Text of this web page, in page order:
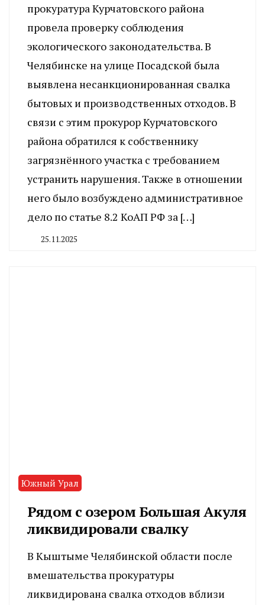
прокуратура Курчатовского района
провела проверку соблюдения
экологического законодательства. В
Челябинске на улице Посадской была
выявлена несанкционированная свалка
бытовых и производственных отходов. В
связи с этим прокурор Курчатовского
района обратился к собственнику
загрязнённого участка с требованием
устранить нарушения. Также в отношении
него было возбуждено административное
дело по статье 8.2 КоАП РФ за […]
25.11.2025
Южный Урал
Рядом с озером Большая Акуля
ликвидировали свалку
В Кыштыме Челябинской области после
вмешательства прокуратуры
ликвидирована свалка отходов вблизи